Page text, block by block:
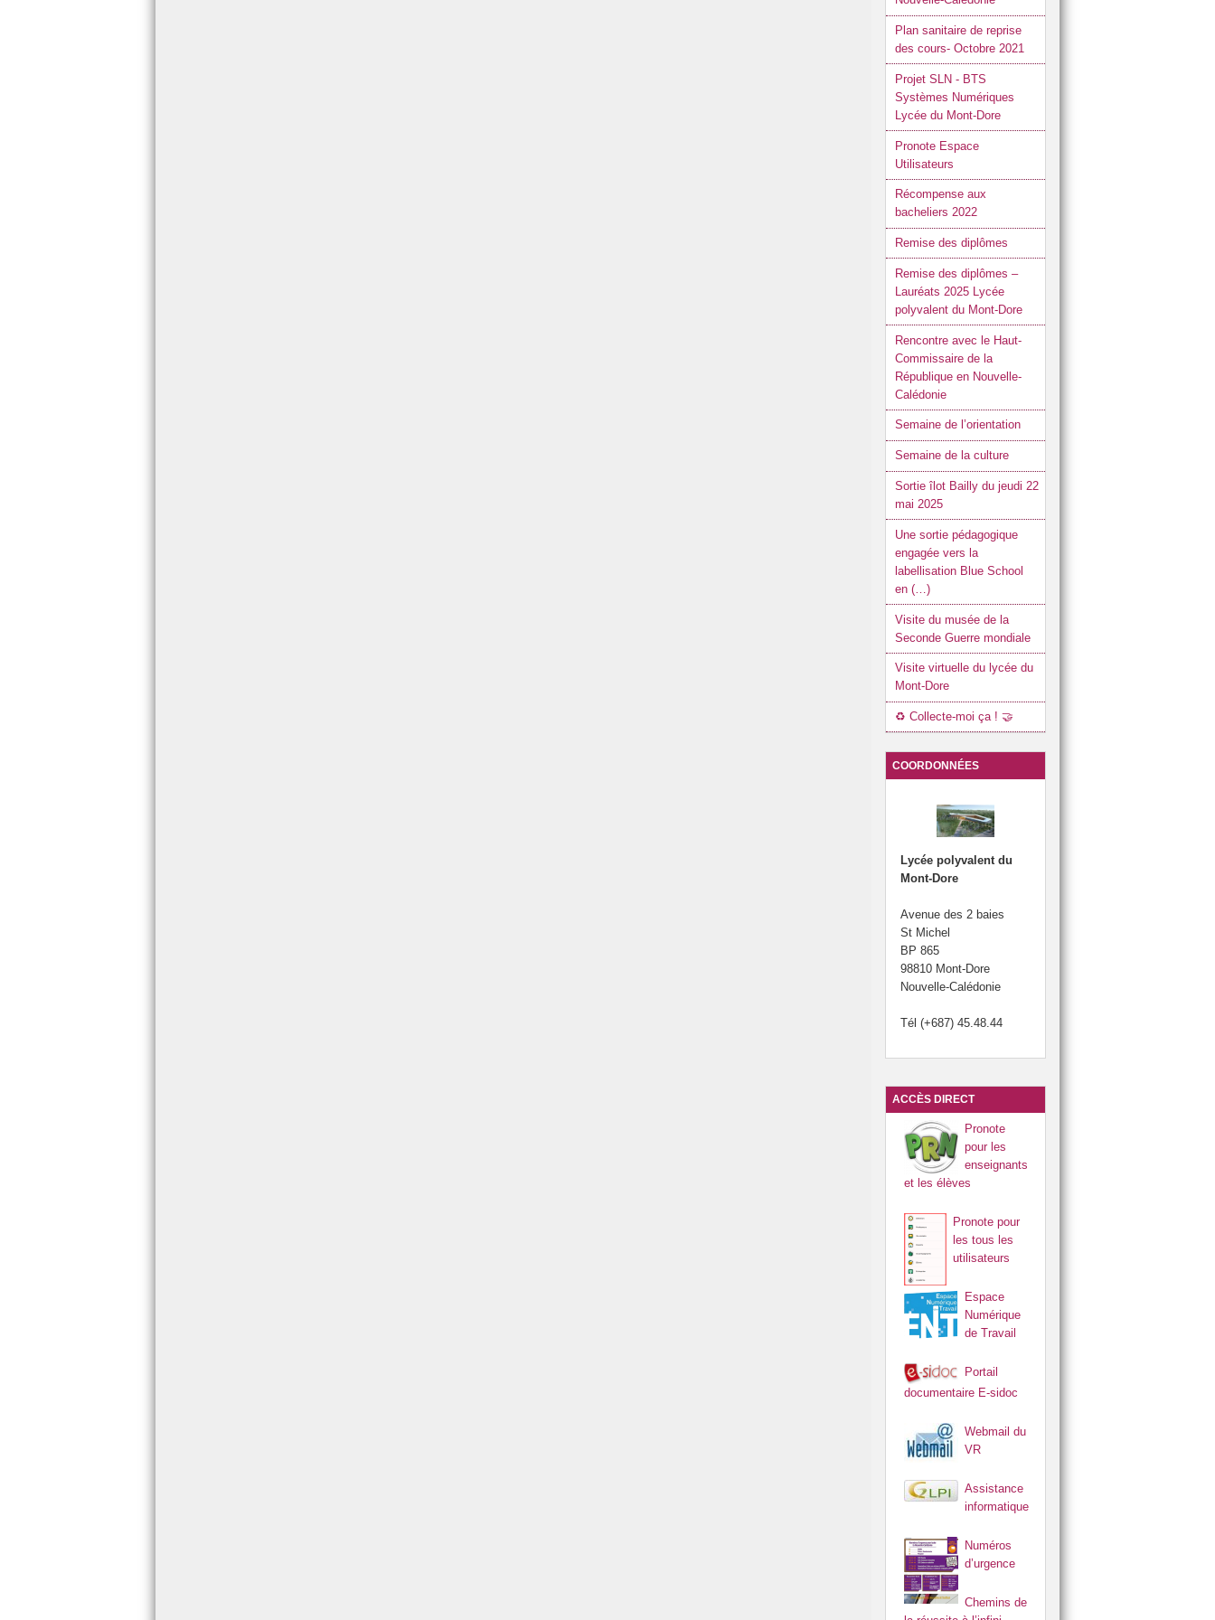
Plan sanitaire de reprise
des cours- Octobre 2021
Projet SLN - BTS
Systèmes Numériques
Lycée du Mont-Dore
Pronote Espace
Utilisateurs
Récompense aux
bacheliers 2022
Remise des diplômes
Remise des diplômes –
Lauréats 2025 Lycée
polyvalent du Mont-Dore
Rencontre avec le Haut-
Commissaire de la
République en Nouvelle-
Calédonie
Semaine de l’orientation
Semaine de la culture
Sortie îlot Bailly du jeudi 22
mai 2025
Une sortie pédagogique
engagée vers la
labellisation Blue School
en (…)
Visite du musée de la
Seconde Guerre mondiale
Visite virtuelle du lycée du
Mont-Dore
♻️ Collecte-moi ça ! 🤝
COORDONNÉES
Lycée polyvalent du
Mont-Dore
Avenue des 2 baies
St Michel
BP 865
98810 Mont-Dore
Nouvelle-Calédonie
Tél (+687) 45.48.44
ACCÈS DIRECT
Pronote
pour les
enseignants
et les élèves
Pronote pour
les tous les
utilisateurs
Espace
Numérique
de Travail
Portail
documentaire E-sidoc
Webmail du
VR
Assistance
informatique
Numéros
d’urgence
Chemins de